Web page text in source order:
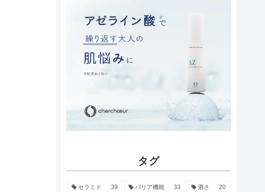
タグ
セラミド 39 バリア機能 33 酒さ 20